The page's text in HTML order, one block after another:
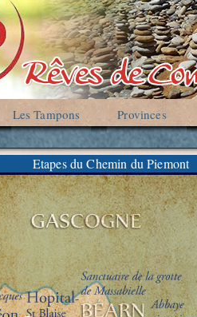
Etapes du Chemin du Piemont
Les Tampons Provinces